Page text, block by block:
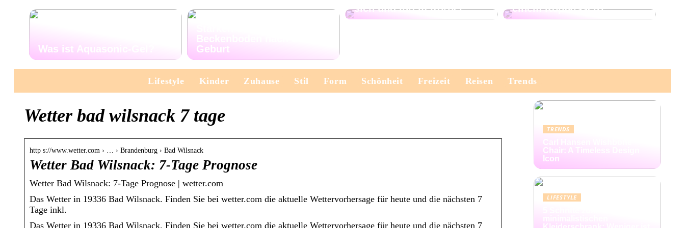
Was ist Aquasonic-Gel?
Beckenboden nach der
Geburt
sich und Ihrem Körper
einem Kopfkissen?
Lifestyle Kinder Zuhause Stil Form Schönheit Freizeit Reisen Trends
Wetter bad wilsnack 7 tage
http s://www.wetter.com › … › Brandenburg › Bad Wilsnack
Wetter Bad Wilsnack: 7-Tage Prognose
Wetter Bad Wilsnack: 7-Tage Prognose | wetter.com
Das Wetter in 19336 Bad Wilsnack. Finden Sie bei wetter.com die aktuelle Wettervorhersage für heute und die nächsten 7
Tage inkl.
Das Wetter in 19336 Bad Wilsnack. Finden Sie bei wetter.com die aktuelle Wettervorhersage für heute und die nächsten 7
TRENDS
Chair: A Timeless Design
Icon
LIFESTYLE
minimalistischen